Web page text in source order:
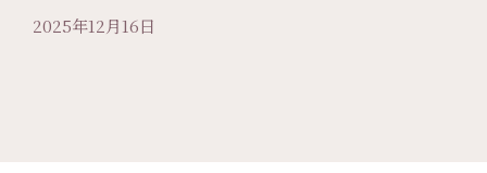
2025年12月16日